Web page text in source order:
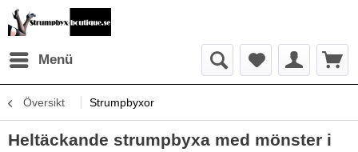
Menü
Översikt Strumpbyxor
Heltäckande strumpbyxa med mönster i